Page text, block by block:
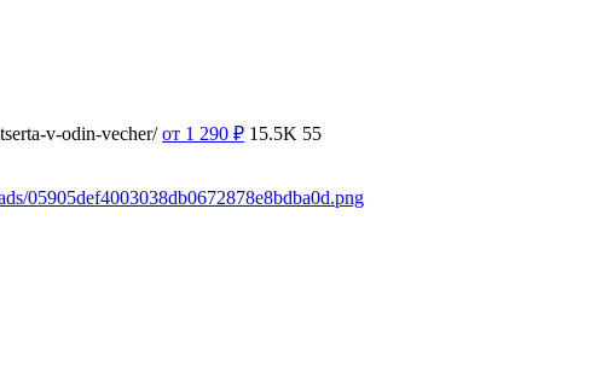
v-odin-vecher/ от 1 290 ₽ 15.5K 55
05905def4003038db0672878e8bdba0d.png